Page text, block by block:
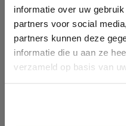
informatie over uw
partners voor social
partners kunnen deze
informatie die u aan ze
verzameld op basis van